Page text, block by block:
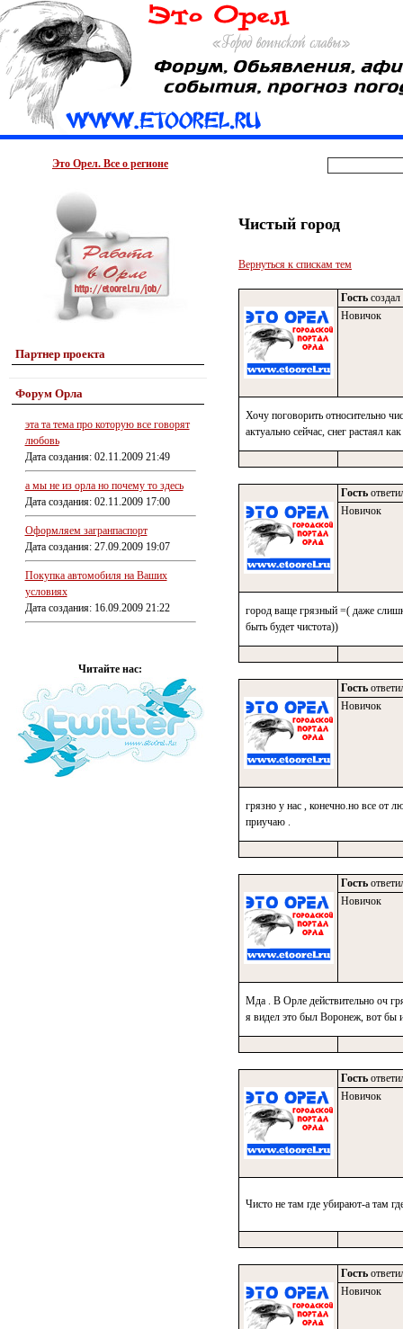
Это Орел. Все о регионе
Партнер проекта
Форум Орла
эта та тема про которую все говорят
любовь
Дата создания: 02.11.2009 21:49
а мы не из орла но почему то здесь
Дата создания: 02.11.2009 17:00
Оформляем загранпаспорт
Дата создания: 27.09.2009 19:07
Покупка автомобиля на Ваших
условиях
Дата создания: 16.09.2009 21:22
Читайте нас:
Чистый город
Вернуться к спискам тем
Гость
Новичок
Хочу поговорить относительно
актуально сейчас, снег растаял
Гость
Новичок
город ваще грязный =( даже
быть будет чистота))
Гость
Новичок
грязно у нас , конечно.но все от
приучаю .
Гость
Новичок
Мда . В Орле действительно оч
я видел это был Воронеж, вот бы
Гость
Новичок
Чисто не там где убирают-а там
Гость
Новичок